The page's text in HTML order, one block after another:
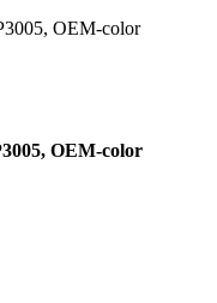
OEM-color